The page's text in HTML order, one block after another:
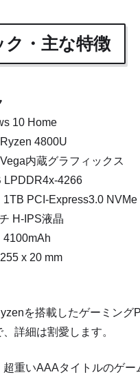
ク・主な特徴
10 Home
4800U
内蔵グラフィックス
LPDDR4x-4266
1TB PCI-Express3.0 NVMe
H-IPS液晶
4100mAh
x 20 mm
を搭載したゲーミン
詳細は割愛します。
超重いAAAタイトルのゲ